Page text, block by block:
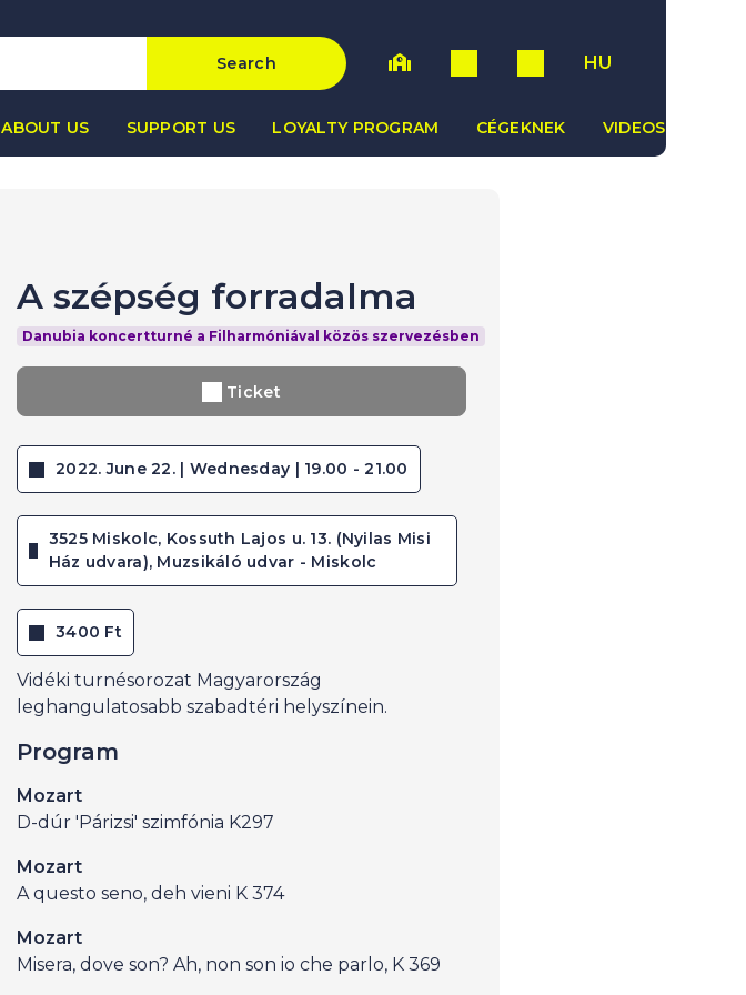
Search HU
ABOUT US SUPPORT US LOYALTY PROGRAM CÉGEKNEK VIDEOS
A szépség forradalma
Danubia koncertturné a Filharmóniával közös szervezésben
Ticket
2022. June 22. | Wednesday | 19.00 - 21.00
3525 Miskolc, Kossuth Lajos u. 13. (Nyilas Misi
Ház udvara), Muzsikáló udvar - Miskolc
3400 Ft
Vidéki turnésorozat Magyarország
leghangulatosabb szabadtéri helyszínein.
Program
Mozart
D-dúr 'Párizsi' szimfónia K297
Mozart
A questo seno, deh vieni K 374
Mozart
Misera, dove son? Ah, non son io che parlo, K 369